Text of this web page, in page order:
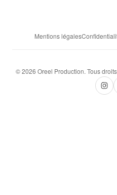
Mentions légales
© 2026 Oreel Production. Tous